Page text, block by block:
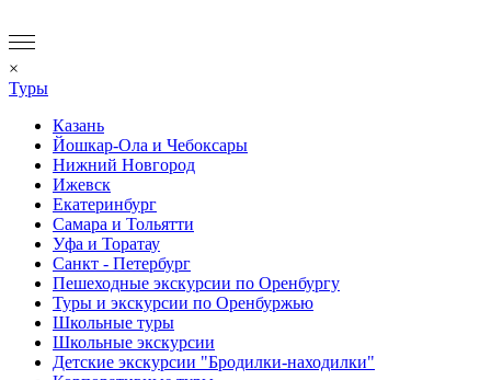
×
Туры
Казань
Йошкар-Ола и Чебоксары
Нижний Новгород
Ижевск
Екатеринбург
Самара и Тольятти
Уфа и Торатау
Санкт - Петербург
Пешеходные экскурсии по Оренбургу
Туры и экскурсии по Оренбуржью
Школьные туры
Школьные экскурсии
Детские экскурсии "Бродилки-находилки"